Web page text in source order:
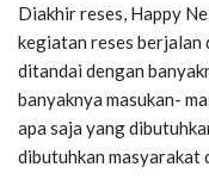
Diakhir reses, Happy
kegiatan reses berjalan
ditandai dengan
banyaknya masukan-
apa saja yang
dibutuhkan masyarakat